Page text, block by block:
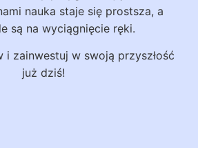
nauka staje się prostsza, a
są na wyciągnięcie ręki.
i zainwestuj w swoją przyszłość
już dziś!